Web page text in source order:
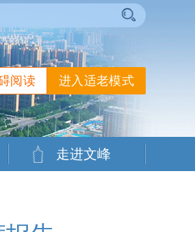
进入适老模式
阅读
走进文峰